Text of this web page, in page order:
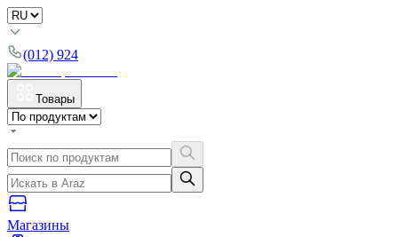
(012) 924
Товары
Магазины